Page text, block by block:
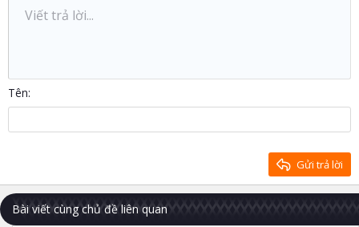
Kích thước
9
18
22
Màu chữPhông chữ
Verdana
Căn lề
Căn trái
Paragraph format
Normal
Heading 2
Heading 3
Trích dẫn
MediaInsert table
RedoToggle BB code
Xóa định dạng
Viết trả lời...
Tên
Gửi trả lời
Bài viết cùng chủ đề liên quan